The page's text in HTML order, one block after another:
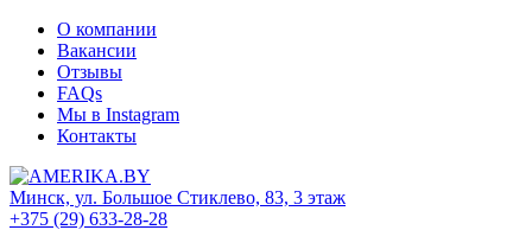
О компании
Вакансии
Отзывы
FAQs
Мы в Instagram
Контакты
Минск, ул. Большое Стиклево, 83, 3 этаж
+375 (29) 633-28-28